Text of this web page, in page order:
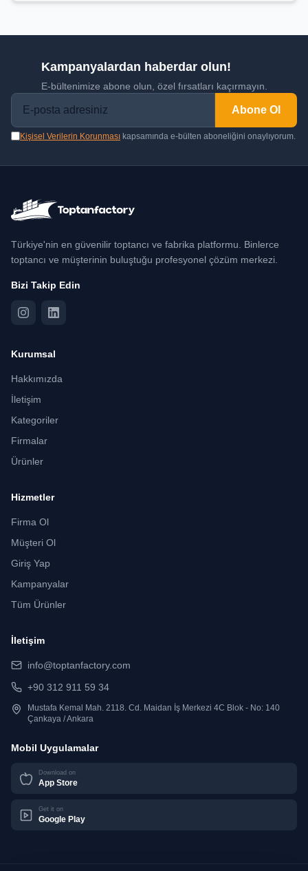
Kampanyalardan haberdar olun!
E-bültenimize abone olun, özel fırsatları kaçırmayın.
Abone Ol
Kişisel Verilerin Korunması kapsamında e-bülten aboneliğini onaylıyorum.
Türkiye'nin en güvenilir toptancı ve fabrika platformu. Binlerce
toptancı ve müşterinin buluştuğu profesyonel çözüm merkezi.
Bizi Takip Edin
Kurumsal
Hakkımızda
İletişim
Kategoriler
Firmalar
Ürünler
Hizmetler
Firma Ol
Müşteri Ol
Giriş Yap
Kampanyalar
Tüm Ürünler
İletişim
info@toptanfactory.com
+90 312 911 59 34
Mustafa Kemal Mah. 2118. Cd. Maidan İş Merkezi 4C Blok - No: 140
Çankaya / Ankara
Mobil Uygulamalar
Download on
App Store
Get it on
Google Play